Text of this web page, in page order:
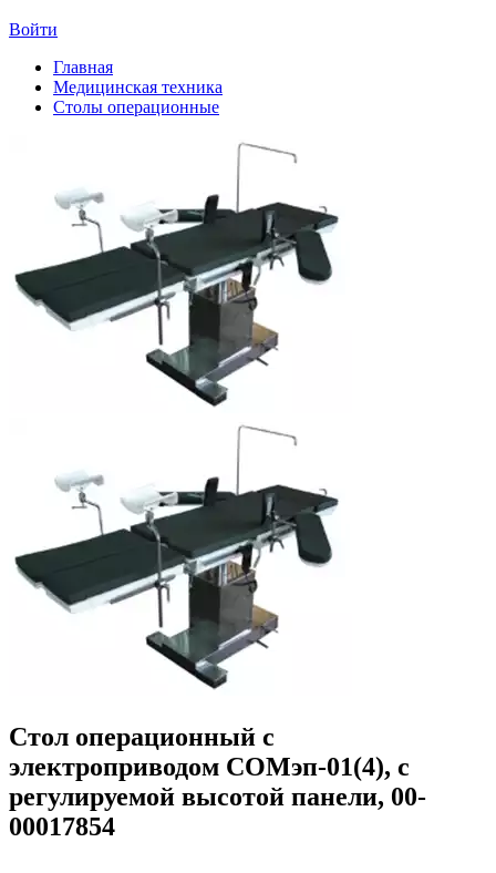
Войти
Главная
Медицинская техника
Столы операционные
Стол операционный с
электроприводом СОМэп-01(4), с
регулируемой высотой панели, 00-
00017854